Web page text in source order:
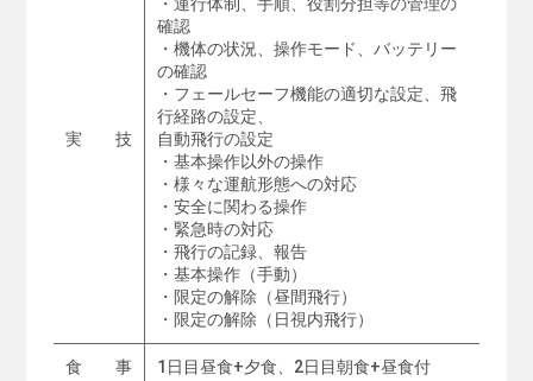
実 技
確認
・機体の状況、操作モード、バッテリー
の確認
・フェールセーフ機能の適切な設定、飛
行経路の設定、
自動飛行の設定
・基本操作以外の操作
・様々な運航形態への対応
・安全に関わる操作
・緊急時の対応
・飛行の記録、報告
・基本操作（手動）
・限定の解除（昼間飛行）
・限定の解除（日視内飛行）
食 事 1日目昼食+夕食、2日目朝食+昼食付